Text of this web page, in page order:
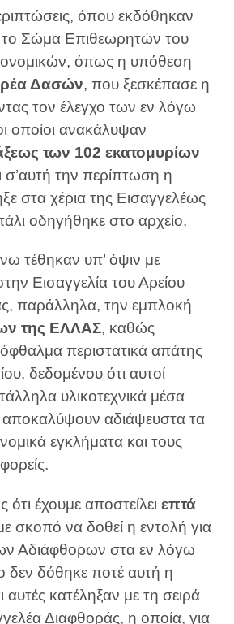
όπου εκδόθηκαν
Σώμα Επιθεωρητών του
όπως η υπόθεση
Δασών, που ξεσκέπασε η
τον έλεγχο των εν λόγω
οποίοι ανακάλυψαν
των 102 εκατομυρίων
σ’αυτή την περίπτωση η
στα χέρια της Εισαγγελέως
οδηγήθηκε στο αρχείο.
τέθηκαν υπ’ όψιν με
Εισαγγελία του Αρείου
παράλληλα, την εμπλοκή
της ΕΛΛΑΣ, καθώς
περιστατικά απάτης
δεδομένου ότι αυτοί
υλικοτεχνικά μέσα
αποκαλύψουν αδιάψευστα τα
εγκλήματα και τους
έχουμε αποστείλει επτά
σκοπό να δοθεί η εντολή για
Αδιάφθορων στα εν λόγω
δεν δόθηκε ποτέ αυτή η
αυτές κατέληξαν με τη σειρά
Διαφθοράς, η οποία, για